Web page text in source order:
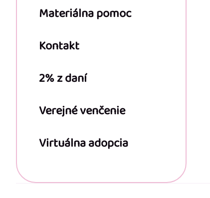
Materiálna pomoc
Kontakt
2% z daní
Verejné venčenie
Virtuálna adopcia